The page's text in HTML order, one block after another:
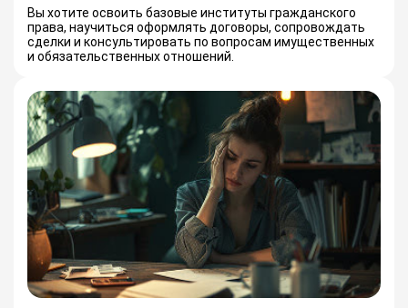
Вы хотите освоить базовые институты гражданского
права, научиться оформлять договоры, сопровождать
сделки и консультировать по вопросам имущественных
и обязательственных отношений.